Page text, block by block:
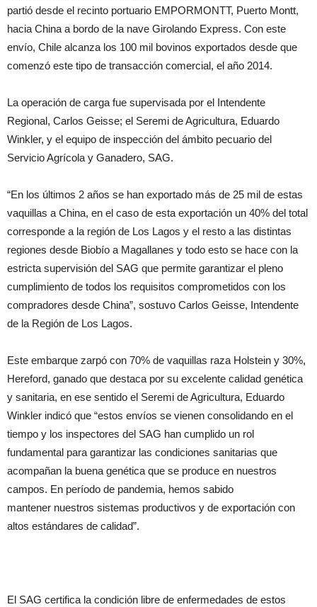
partió desde el recinto portuario EMPORMONTT, Puerto Montt,
hacia China a bordo de la nave Girolando Express. Con este
envío, Chile alcanza los 100 mil bovinos exportados desde que
comenzó este tipo de transacción comercial, el año 2014.
La operación de carga fue supervisada por el Intendente
Regional, Carlos Geisse; el Seremi de Agricultura, Eduardo
Winkler, y el equipo de inspección del ámbito pecuario del
Servicio Agrícola y Ganadero, SAG.
“En los últimos 2 años se han exportado más de 25 mil de estas
vaquillas a China, en el caso de esta exportación un 40% del total
corresponde a la región de Los Lagos y el resto a las distintas
regiones desde Biobío a Magallanes y todo esto se hace con la
estricta supervisión del SAG que permite garantizar el pleno
cumplimiento de todos los requisitos comprometidos con los
compradores desde China”, sostuvo Carlos Geisse, Intendente
de la Región de Los Lagos.
Este embarque zarpó con 70% de vaquillas raza Holstein y 30%,
Hereford, ganado que destaca por su excelente calidad genética
y sanitaria, en ese sentido el Seremi de Agricultura, Eduardo
Winkler indicó que “estos envíos se vienen consolidando en el
tiempo y los inspectores del SAG han cumplido un rol
fundamental para garantizar las condiciones sanitarias que
acompañan la buena genética que se produce en nuestros
campos. En período de pandemia, hemos sabido
mantener nuestros sistemas productivos y de exportación con
altos estándares de calidad”.
El SAG certifica la condición libre de enfermedades de estos